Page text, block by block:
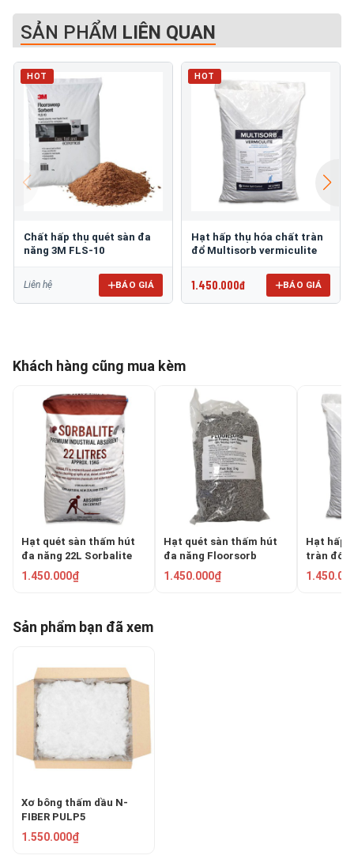
SẢN PHẨM LIÊN QUAN
HOT
Chất hấp thụ quét sàn đa
năng 3M FLS-10
Liên hệ BÁO GIÁ
HOT
Hạt hấp thụ hóa chất tràn
đổ Multisorb vermiculite
1.450.000đ BÁO GIÁ
Khách hàng cũng mua kèm
Hạt quét sàn thấm hút
đa năng 22L Sorbalite
1.450.000₫
Hạt quét sàn thấm hút
đa năng Floorsorb
1.450.000₫
Hạt hấp
tràn đổ
Sản phẩm bạn đã xem
Xơ bông thấm dầu N-
FIBER PULP5
1.550.000₫